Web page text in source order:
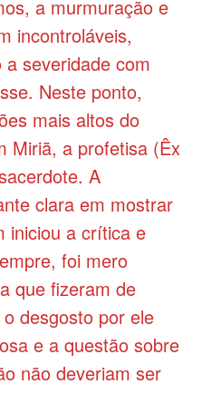
a murmuração e
incontroláveis,
severidade com
Neste ponto,
mais altos do
Miriã, a profetisa (Êx
A
clara em mostrar
iniciou a crítica e
foi mero
que fizeram de
desgosto por ele
e a questão sobre
não deveriam ser